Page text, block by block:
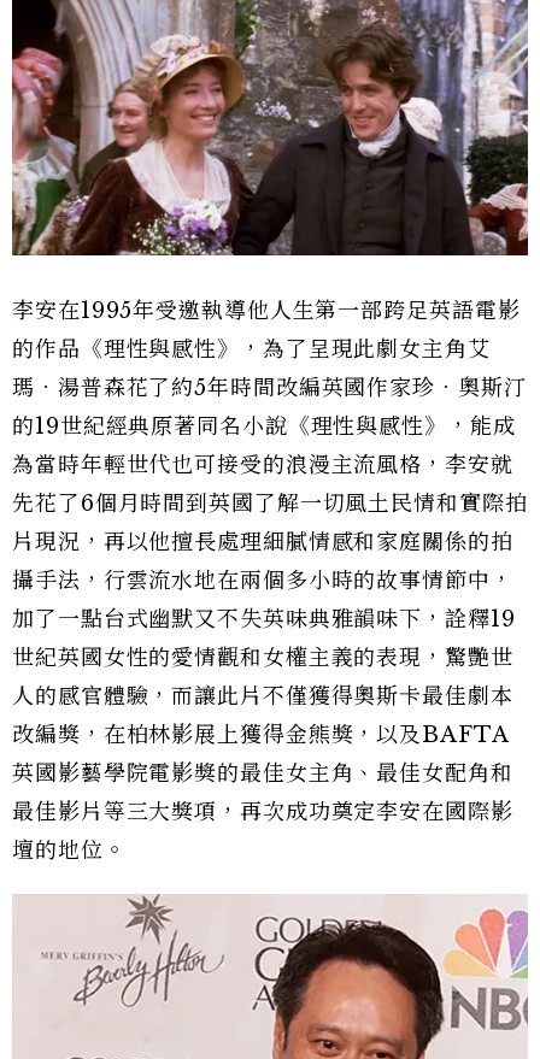
李安在1995年受邀執導他人生第一部跨足英語電影
的作品《理性與感性》，為了呈現此劇女主角艾
瑪．湯普森花了約5年時間改編英國作家珍．奧斯汀
的19世紀經典原著同名小說《理性與感性》，能成
為當時年輕世代也可接受的浪漫主流風格，李安就
先花了6個月時間到英國了解一切風土民情和實際拍
片現況，再以他擅長處理細膩情感和家庭關係的拍
攝手法，行雲流水地在兩個多小時的故事情節中，
加了一點台式幽默又不失英味典雅韻味下，詮釋19
世紀英國女性的愛情觀和女權主義的表現，驚艷世
人的感官體驗，而讓此片不僅獲得奧斯卡最佳劇本
改編獎，在柏林影展上獲得金熊獎，以及BAFTA
英國影藝學院電影獎的最佳女主角、最佳女配角和
最佳影片等三大獎項，再次成功奠定李安在國際影
壇的地位。